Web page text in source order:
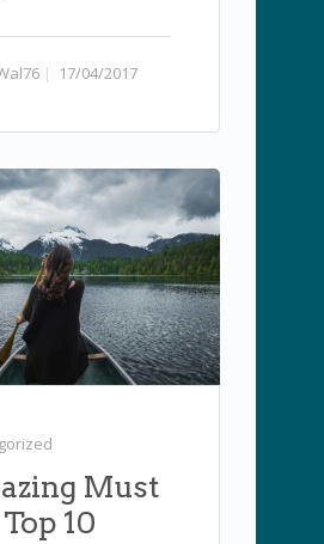
17/04/2017
Must
10